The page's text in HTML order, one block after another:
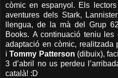
còmic en espanyol. Els
aventures dels Stark,
llengua, de la mà del Grup
Books. A continuació teniu les
adaptació en còmic, realitzada
iTommy Patterson (dibuix),
3 d’abril no us perdeu
català! :D